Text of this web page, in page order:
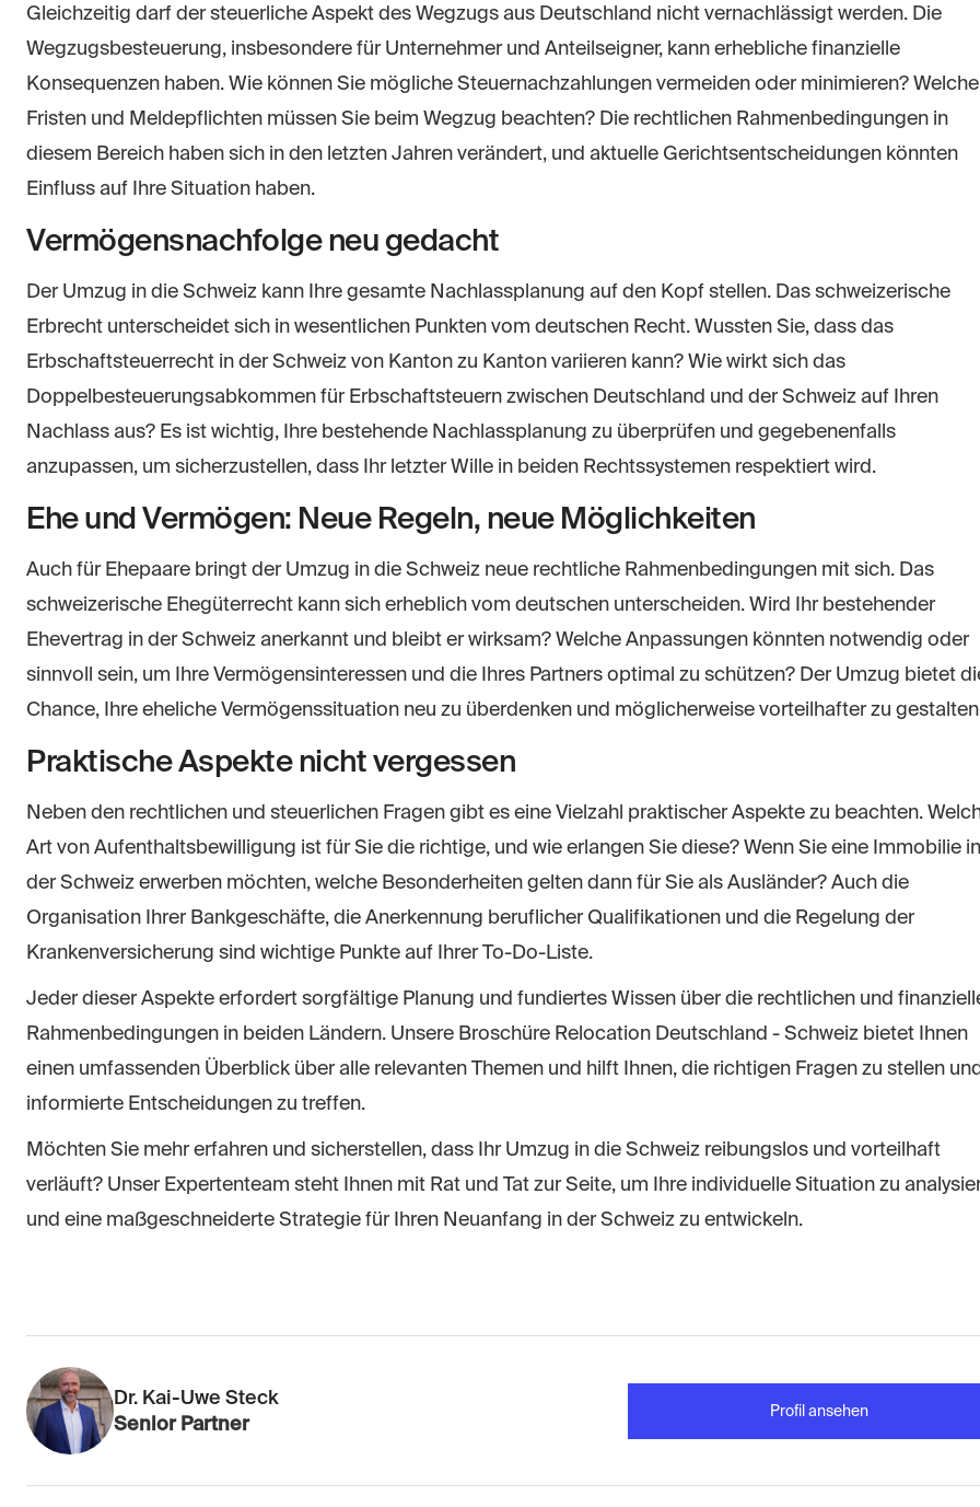
Gleichzeitig darf der steuerliche Aspekt des Wegzugs aus Deutschland nicht vernachlässigt werden. Die
Wegzugsbesteuerung, insbesondere für Unternehmer und Anteilseigner, kann erhebliche finanzielle
Konsequenzen haben. Wie können Sie mögliche Steuernachzahlungen vermeiden oder minimieren? Welche
Fristen und Meldepflichten müssen Sie beim Wegzug beachten? Die rechtlichen Rahmenbedingungen in
diesem Bereich haben sich in den letzten Jahren verändert, und aktuelle Gerichtsentscheidungen könnten
Einfluss auf Ihre Situation haben.
Vermögensnachfolge neu gedacht
Der Umzug in die Schweiz kann Ihre gesamte Nachlassplanung auf den Kopf stellen. Das schweizerische
Erbrecht unterscheidet sich in wesentlichen Punkten vom deutschen Recht. Wussten Sie, dass das
Erbschaftsteuerrecht in der Schweiz von Kanton zu Kanton variieren kann? Wie wirkt sich das
Doppelbesteuerungsabkommen für Erbschaftsteuern zwischen Deutschland und der Schweiz auf Ihren
Nachlass aus? Es ist wichtig, Ihre bestehende Nachlassplanung zu überprüfen und gegebenenfalls
anzupassen, um sicherzustellen, dass Ihr letzter Wille in beiden Rechtssystemen respektiert wird.
Ehe und Vermögen: Neue Regeln, neue Möglichkeiten
Auch für Ehepaare bringt der Umzug in die Schweiz neue rechtliche Rahmenbedingungen mit sich. Das
schweizerische Ehegüterrecht kann sich erheblich vom deutschen unterscheiden. Wird Ihr bestehender
Ehevertrag in der Schweiz anerkannt und bleibt er wirksam? Welche Anpassungen könnten notwendig oder
sinnvoll sein, um Ihre Vermögensinteressen und die Ihres Partners optimal zu schützen? Der Umzug bietet
Chance, Ihre eheliche Vermögenssituation neu zu überdenken und möglicherweise vorteilhafter zu
Praktische Aspekte nicht vergessen
Neben den rechtlichen und steuerlichen Fragen gibt es eine Vielzahl praktischer Aspekte zu beachten.
Art von Aufenthaltsbewilligung ist für Sie die richtige, und wie erlangen Sie diese? Wenn Sie eine Immobilie in
der Schweiz erwerben möchten, welche Besonderheiten gelten dann für Sie als Ausländer? Auch die
Organisation Ihrer Bankgeschäfte, die Anerkennung beruflicher Qualifikationen und die Regelung der
Krankenversicherung sind wichtige Punkte auf Ihrer To-Do-Liste.
Jeder dieser Aspekte erfordert sorgfältige Planung und fundiertes Wissen über die rechtlichen und
Rahmenbedingungen in beiden Ländern. Unsere Broschüre Relocation Deutschland - Schweiz bietet Ihnen
einen umfassenden Überblick über alle relevanten Themen und hilft Ihnen, die richtigen Fragen zu stellen
informierte Entscheidungen zu treffen.
Möchten Sie mehr erfahren und sicherstellen, dass Ihr Umzug in die Schweiz reibungslos und vorteilhaft
verläuft? Unser Expertenteam steht Ihnen mit Rat und Tat zur Seite, um Ihre individuelle Situation zu
und eine maßgeschneiderte Strategie für Ihren Neuanfang in der Schweiz zu entwickeln.
Dr. Kai-Uwe Steck
Senior Partner
Profil ansehen